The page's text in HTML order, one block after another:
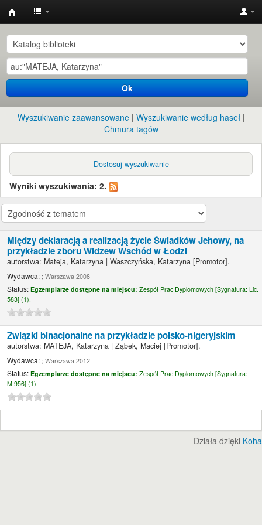
Instytut
Etnologii
i
Antropologii
Kulturowej
UW
Ok
Wyszukiwanie zaawansowane
Wyszukiwanie według haseł
Chmura tagów
Dostosuj wyszukiwanie
Wyniki wyszukiwania: 2.
Między deklaracją a realizacją życie Świadków Jehowy, na
przykładzie zboru Widzew Wschód w Łodzi
autorstwa: Mateja, Katarzyna |Waszczyńska, Katarzyna [Promotor].
Wydawca: ; Warszawa 2008
Status:Egzemplarze dostępne na miejscu:Zespół Prac Dyplomowych [Sygnatura:Lic.
583] (1).
Związki binacjonalne na przykładzie polsko-nigeryjskim
autorstwa: MATEJA, Katarzyna |Ząbek, Maciej [Promotor].
Wydawca: ; Warszawa 2012
Status:Egzemplarze dostępne na miejscu:Zespół Prac Dyplomowych [Sygnatura:
M.956] (1).
Działa dzięki Koha